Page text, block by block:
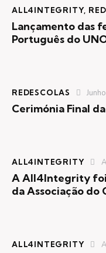
ALL4INTEGRITY,
Lançamento das
Português do
REDESCOLAS
Cerimónia Final
ALL4INTEGRITY
A All4Integrity
da Associação do
ALL4INTEGRITY